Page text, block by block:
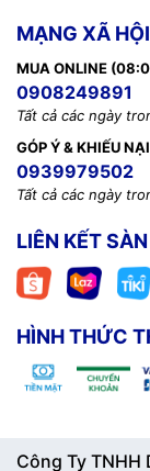
MẠNG XÃ HỘI
MUA ONLINE
0908249891
Tất cả các ngày
GÓP Ý & KHIẾU
0939979502
Tất cả các ngày
LIÊN KẾT SÀN
HÌNH THỨC
Công Ty TNHH